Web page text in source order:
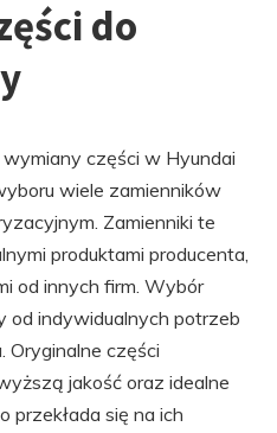
do
części w Hyundai
wiele zamienników
Zamienniki te
produktami producenta,
od innych firm. Wybór
od indywidualnych potrzeb
Oryginalne części
jakość oraz idealne
przekłada się na ich